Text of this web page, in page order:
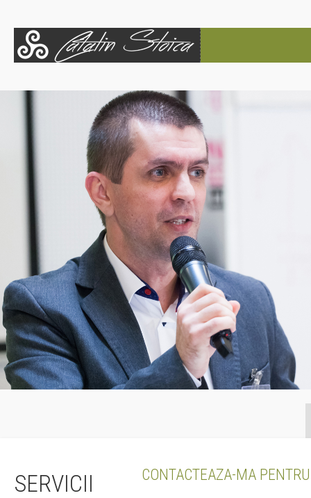
POVESTEA LUI CĂTĂLIN
CONTACT
SERVICII CONTACTEAZA-MA